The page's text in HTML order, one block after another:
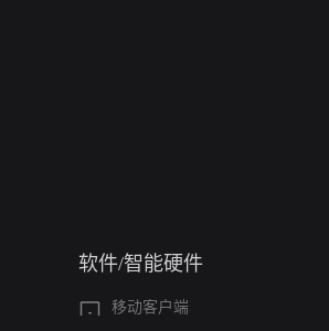
软件/智能硬件
移动客户端